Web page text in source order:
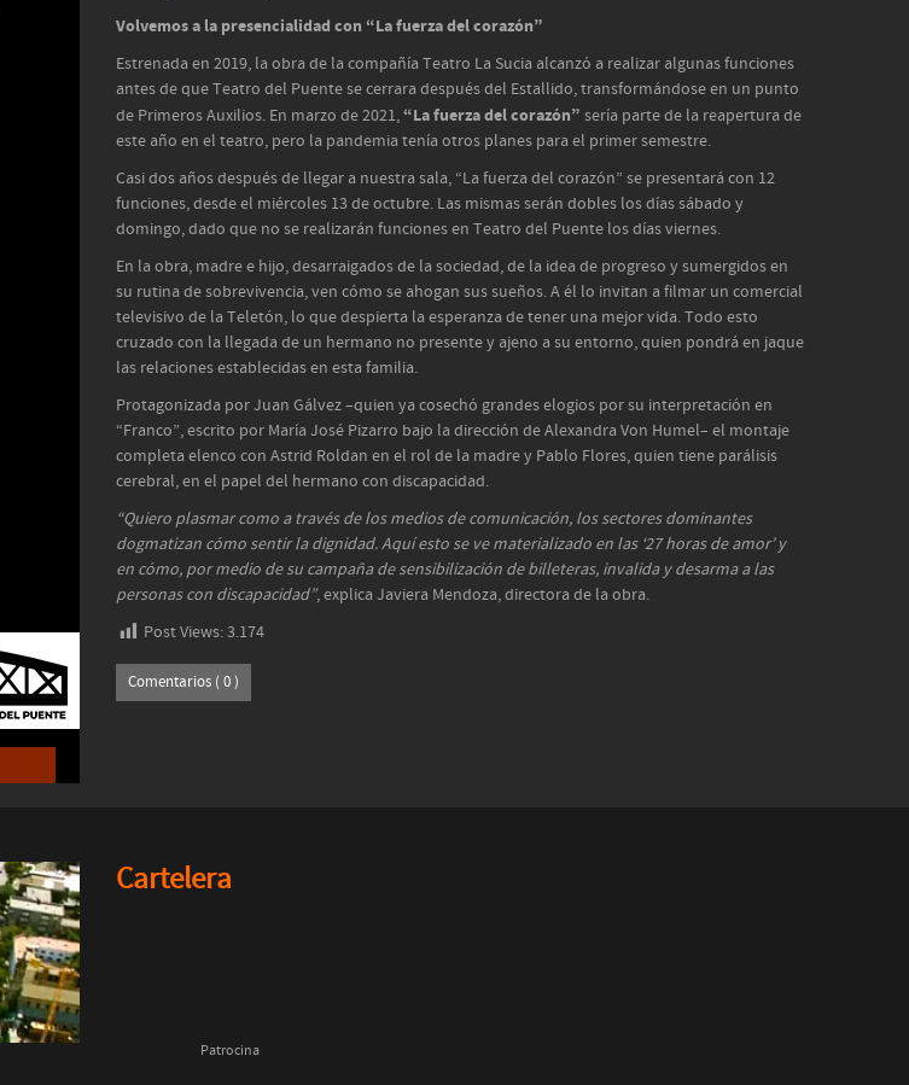
Volvemos a la presencialidad con “La fuerza del corazón”
Estrenada en 2019, la obra de la compañía Teatro La Sucia alcanzó a realizar algunas funciones
antes de que Teatro del Puente se cerrara después del Estallido, transformándose en un punto
de Primeros Auxilios. En marzo de 2021,“La fuerza del corazón” sería parte de la reapertura de
este año en el teatro, pero la pandemia tenía otros planes para el primer semestre.
Casi dos años después de llegar a nuestra sala, “La fuerza del corazón” se presentará con 12
funciones, desde el miércoles 13 de octubre. Las mismas serán dobles los días sábado y
domingo, dado que no se realizarán funciones en Teatro del Puente los días viernes.
En la obra, madre e hijo, desarraigados de la sociedad, de la idea de progreso y sumergidos en
su rutina de sobrevivencia, ven cómo se ahogan sus sueños. A él lo invitan a filmar un comercial
televisivo de la Teletón, lo que despierta la esperanza de tener una mejor vida. Todo esto
cruzado con la llegada de un hermano no presente y ajeno a su entorno, quien pondrá en jaque
las relaciones establecidas en esta familia.
Protagonizada por Juan Gálvez –quien ya cosechó grandes elogios por su interpretación en
“Franco”, escrito por María José Pizarro bajo la dirección de Alexandra Von Humel– el montaje
completa elenco con Astrid Roldan en el rol de la madre y Pablo Flores, quien tiene parálisis
cerebral, en el papel del hermano con discapacidad.
“Quiero plasmar como a través de los medios de comunicación, los sectores dominantes
dogmatizan cómo sentir la dignidad. Aquí esto se ve materializado en las ‘27 horas de amor’ y
en cómo, por medio de su campaña de sensibilización de billeteras, invalida y desarma a las
personas con discapacidad”, explica Javiera Mendoza, directora de la obra.
Post Views:3.174
Comentarios ( 0 )
Cartelera
Patrocina